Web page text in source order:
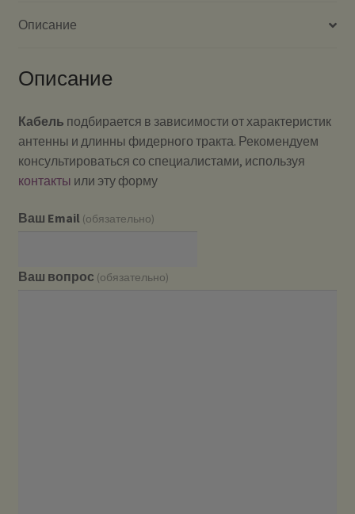
Описание
Описание
Кабель подбирается в зависимости от характеристик
антенны и длинны фидерного тракта. Рекомендуем
консультироваться со специалистами, используя
контакты или эту форму
Ваш Email (обязательно)
Ваш вопрос (обязательно)